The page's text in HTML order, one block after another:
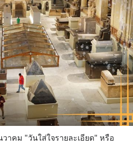
วาคม "วันใส่ใจรายละเอียด" หรือ